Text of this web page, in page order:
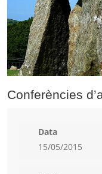
Conferències
Data
15/05/2015